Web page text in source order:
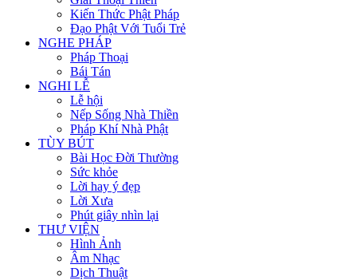
Kiến Thức Phật Pháp
Đạo Phật Với Tuổi Trẻ
NGHE PHÁP
Pháp Thoại
Bái Tán
NGHI LỄ
Lễ hội
Nếp Sống Nhà Thiền
Pháp Khí Nhà Phật
TÙY BÚT
Bài Học Đời Thường
Sức khỏe
Lời hay ý đẹp
Lời Xưa
Phút giây nhìn lại
THƯ VIỆN
Hình Ảnh
Âm Nhạc
Dịch Thuật